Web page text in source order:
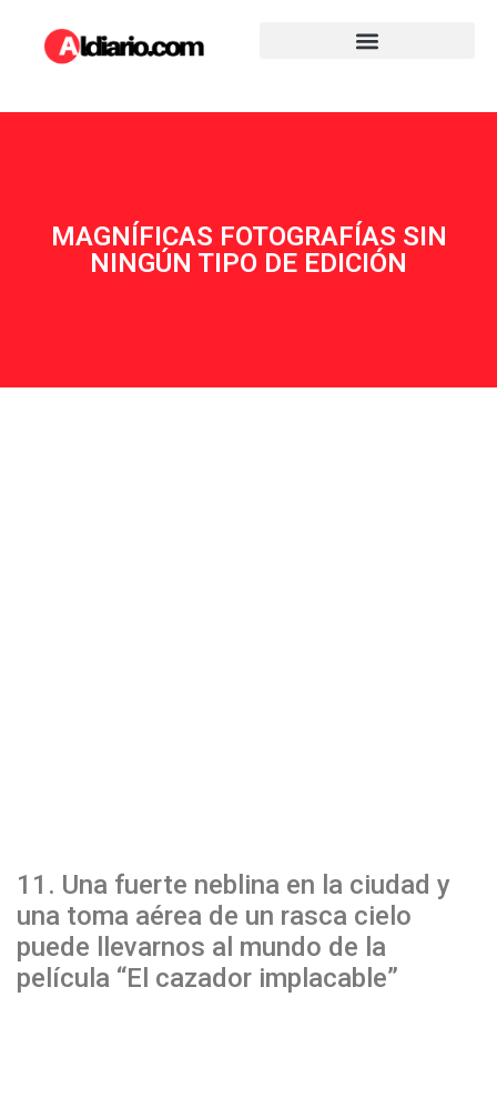
MAGNÍFICAS FOTOGRAFÍAS SIN
NINGÚN TIPO DE EDICIÓN
11. Una fuerte neblina en la ciudad y
una toma aérea de un rasca cielo
puede llevarnos al mundo de la
película “El cazador implacable”